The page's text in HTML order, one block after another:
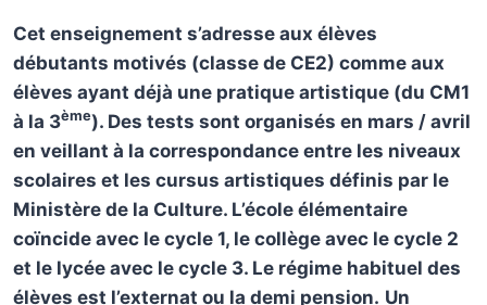
Cet enseignement s’adresse aux élèves
débutants motivés (classe de CE2) comme aux
élèves ayant déjà une pratique artistique (du CM1
à la 3ème). Des tests sont organisés en mars / avril
en veillant à la correspondance entre les niveaux
scolaires et les cursus artistiques définis par le
Ministère de la Culture. L’école élémentaire
coïncide avec le cycle 1, le collège avec le cycle 2
et le lycée avec le cycle 3. Le régime habituel des
élèves est l’externat ou la demi pension. Un